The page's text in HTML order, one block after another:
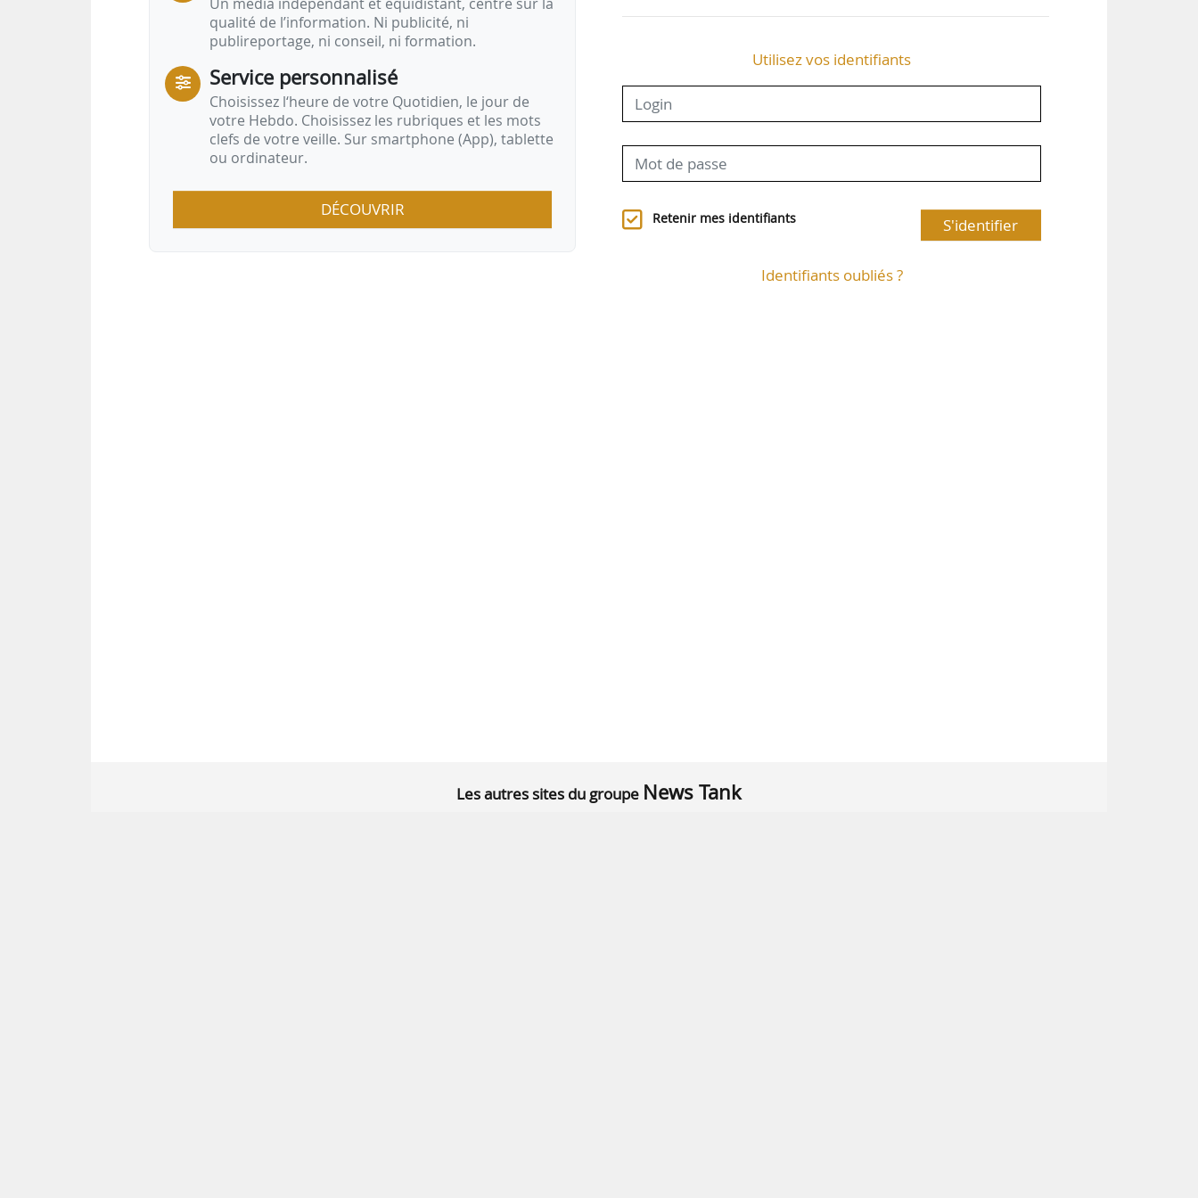
qualité de l’information. Ni publicité, ni
publireportage, ni conseil, ni formation.
Service personnalisé
Choisissez l‘heure de votre Quotidien, le jour de
votre Hebdo. Choisissez les rubriques et les mots
clefs de votre veille. Sur smartphone (App), tablette
ou ordinateur.
DÉCOUVRIR
Utilisez vos identifiants
Retenir mes identifiants S'identifier
Identifiants oubliés ?
Les autres sites du groupe News Tank